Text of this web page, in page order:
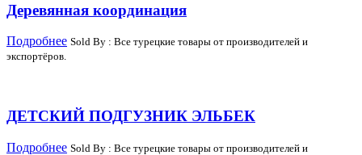
Деревянная координация
Подробнее Sold By : Все турецкие товары от производителей и
экспортёров.
ДЕТСКИЙ ПОДГУЗНИК ЭЛЬБЕК
Подробнее Sold By : Все турецкие товары от производителей и